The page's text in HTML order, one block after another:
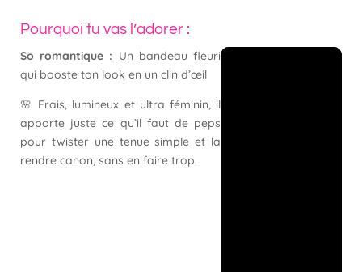
gainé
double
gaze
olive
Pourquoi tu vas l’adorer :
So romantique : Un bandeau fleuri
qui booste ton look en un clin d’œil
🌸 Frais, lumineux et ultra féminin, il
apporte juste ce qu’il faut de peps
pour twister une tenue simple et la
rendre canon, sans en faire trop.